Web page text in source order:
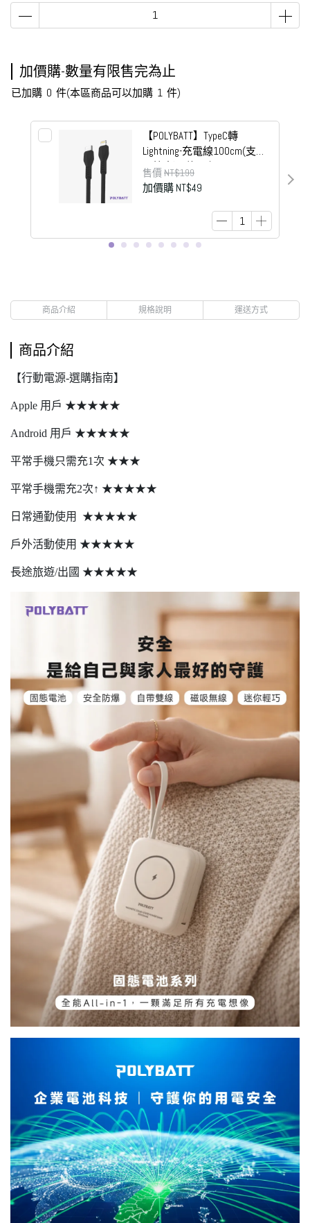
加價購-數量有限售完為止
已加購 0 件(本區商品可以加購 1 件)
【POLYBATT】TypeC轉
Lightning-充電線100cm(支援
6A快充)-E款黑色
售價NT$199
加價購 NT$49
商品介紹 規格說明 運送方式
商品介紹
【行動電源-選購指南】
Apple 用戶 ★★★★★
Android 用戶 ★★★★★
平常手機只需充1次 ★★★
平常手機需充2次↑ ★★★★★
日常通勤使用 ★★★★★
戶外活動使用 ★★★★★
長途旅遊/出國 ★★★★★